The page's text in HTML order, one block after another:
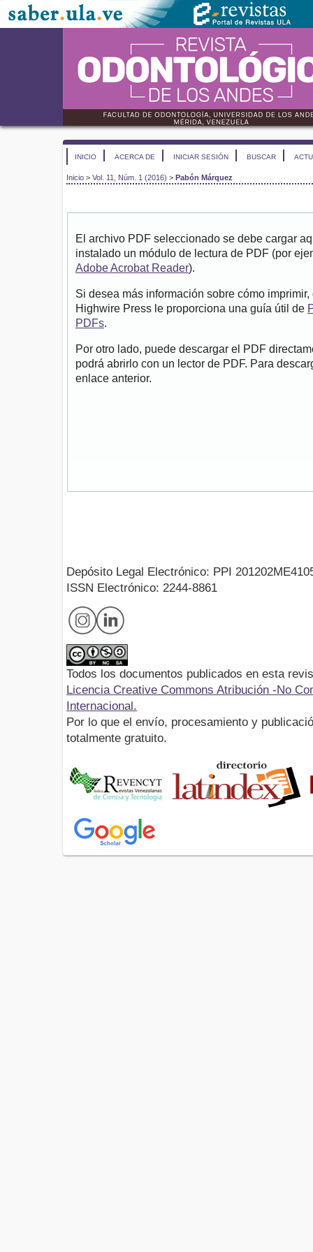
INICIO ACERCA DE INICIAR SESIÓN BUSCAR
Inicio > Vol. 11, Núm. 1 (2016) > Pabón Márquez
El archivo PDF seleccionado se debe cargar
instalado un módulo de lectura de PDF (por
Adobe Acrobat Reader).
Si desea más información sobre cómo
Highwire Press le proporciona una guía útil de
PDFs.
Por otro lado, puede descargar el PDF
podrá abrirlo con un lector de PDF. Para
enlace anterior.
Depósito Legal Electrónico: PPI
ISSN Electrónico: 2244-8861
Todos los documentos publicados en esta
Licencia Creative Commons Atribución -No
Internacional.
Por lo que el envío, procesamiento y
totalmente gratuito.